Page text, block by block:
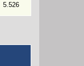
5.526